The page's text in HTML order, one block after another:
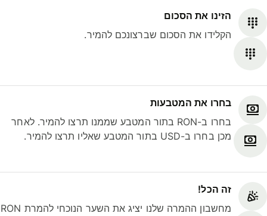
הזינו את הסכום
הקלידו את הסכום שברצונכם להמיר.
בחרו את המטבעות
בחרו ב-RON בתור המטבע שממנו תרצו להמיר. לאחר
מכן בחרו ב-USD בתור המטבע שאליו תרצו להמיר.
זה הכל!
מחשבון ההמרה שלנו יציג את השער הנוכחי להמרת RON